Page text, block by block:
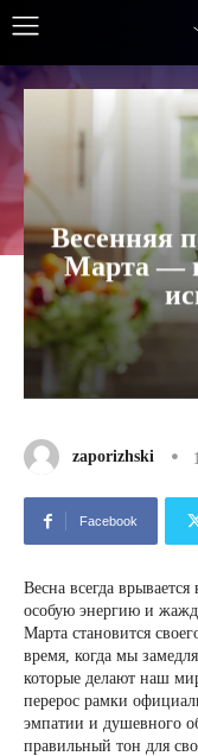
Весенняя
Марта —
zaporizhski
Facebook
Весна всегда
особую энергию и
Марта становится
время, когда мы
которые делают наш
перерос рамки
эмпатии и душевного
правильный тон для